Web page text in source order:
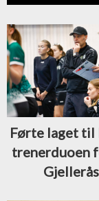
Førte laget til
trenerduoen